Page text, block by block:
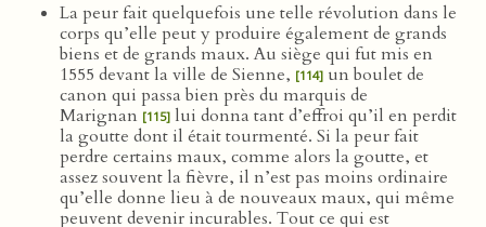
La peur fait quelquefois une telle révolution dans le
corps qu’elle peut y produire également de grands
biens et de grands maux. Au siège qui fut mis en
1555 devant la ville de Sienne, [114] un boulet de
canon qui passa bien près du marquis de
Marignan [115] lui donna tant d’effroi qu’il en perdit
la goutte dont il était tourmenté. Si la peur fait
perdre certains maux, comme alors la goutte, et
assez souvent la fièvre, il n’est pas moins ordinaire
qu’elle donne lieu à de nouveaux maux, qui même
peuvent devenir incurables. Tout ce qui est